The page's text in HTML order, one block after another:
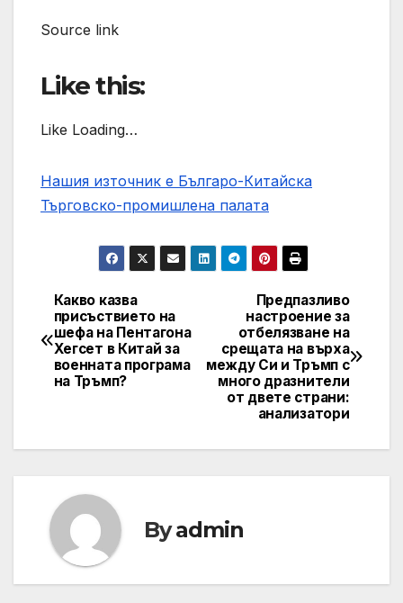
Source link
Like this:
Like Loading…
Нашия източник е Българо-Китайска
Търговско-промишлена палaта
Post
navigation
Предпазливо
настроение за
отбелязване на
срещата на върха
между Си и Тръмп с
много дразнители
от двете страни:
анализатори
Какво казва
присъствието на
шефа на Пентагона
Хегсет в Китай за
военната програма
на Тръмп?
Byadmin